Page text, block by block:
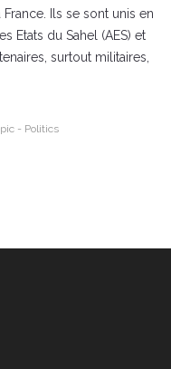
Ils se sont unis en
Etats du Sahel (AES) et
surtout militaires,
- Politics